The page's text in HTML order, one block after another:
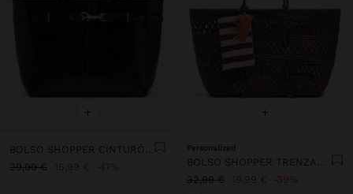
+
29,99 €
15,99 € 47%
+
Personalized
32,99 €
19,99 € 39%